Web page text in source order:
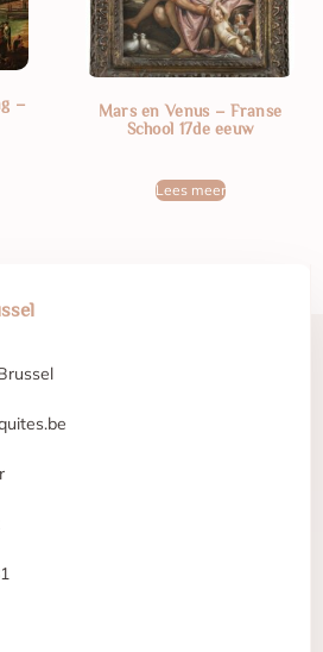
–
Mars en Venus – Franse
School 17de eeuw
Lees meer